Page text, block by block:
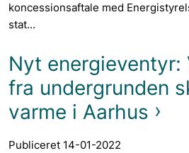
koncessionsaftale med
stat...
Nyt energieventyr:
fra undergrunden
varme i Aarhus
Publiceret 14-01-2022